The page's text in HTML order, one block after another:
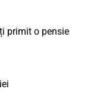
primit o pensie